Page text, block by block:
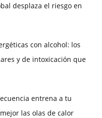
desplaza el riesgo en
con alcohol: los
y de intoxicación que
entrena a tu
las olas de calor